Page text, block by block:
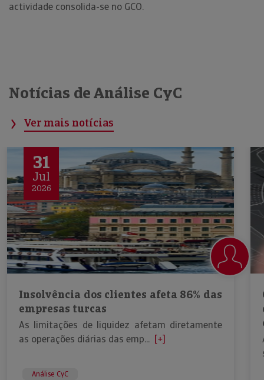
actividade consolida-se no GCO.
Notícias de Análise CyC
Ver mais notícias
31
Jul
2026
Insolvência dos clientes afeta 86% das
empresas turcas
As limitações de liquidez afetam diretamente
as operações diárias das emp... [+]
Análise CyC